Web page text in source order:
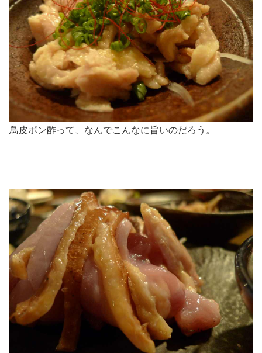
鳥皮ポン酢って、なんでこんなに旨いのだろう。